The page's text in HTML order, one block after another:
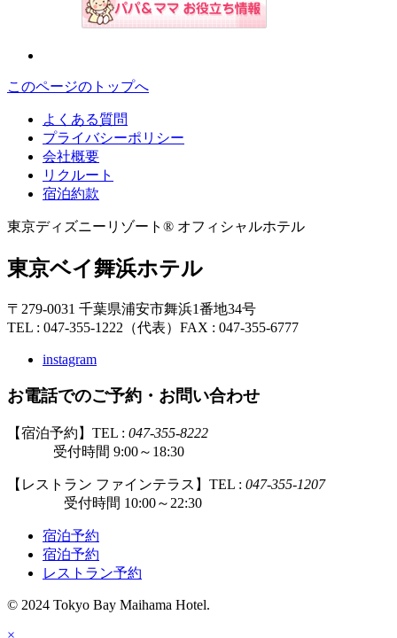
このページのトップへ
よくある質問
プライバシーポリシー
会社概要
リクルート
宿泊約款
東京ディズニーリゾート® オフィシャルホテル
東京ベイ舞浜ホテル
〒279-0031 千葉県浦安市舞浜1番地34号
TEL : 047-355-1222（代表） FAX : 047-355-6777
instagram
お電話でのご予約・お問い合わせ
【宿泊予約】TEL : 047-355-8222
受付時間 9:00～18:30
【レストラン ファインテラス】TEL : 047-355-1207
受付時間 10:00～22:30
宿泊予約
宿泊予約
レストラン予約
© 2024 Tokyo Bay Maihama Hotel.
×